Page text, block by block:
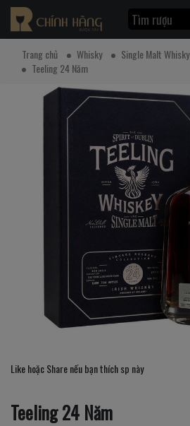
Trang chủ Whisky Single Malt Whisky
Teeling 24 Năm
Like hoặc Share nếu bạn thích sp này
Teeling 24 Năm